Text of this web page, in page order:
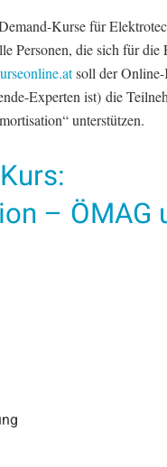
Kurse für
Personen, die sich für die
soll der Online-
Experten ist) die
unterstützen.
– ÖMAG